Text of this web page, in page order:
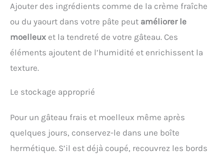
Ajouter des ingrédients comme de la crème fraîche
ou du yaourt dans votre pâte peut améliorer le
moelleux et la tendreté de votre gâteau. Ces
éléments ajoutent de l’humidité et enrichissent la
texture.
Le stockage approprié
Pour un gâteau frais et moelleux même après
quelques jours, conservez-le dans une boîte
hermétique. S’il est déjà coupé, recouvrez les bords